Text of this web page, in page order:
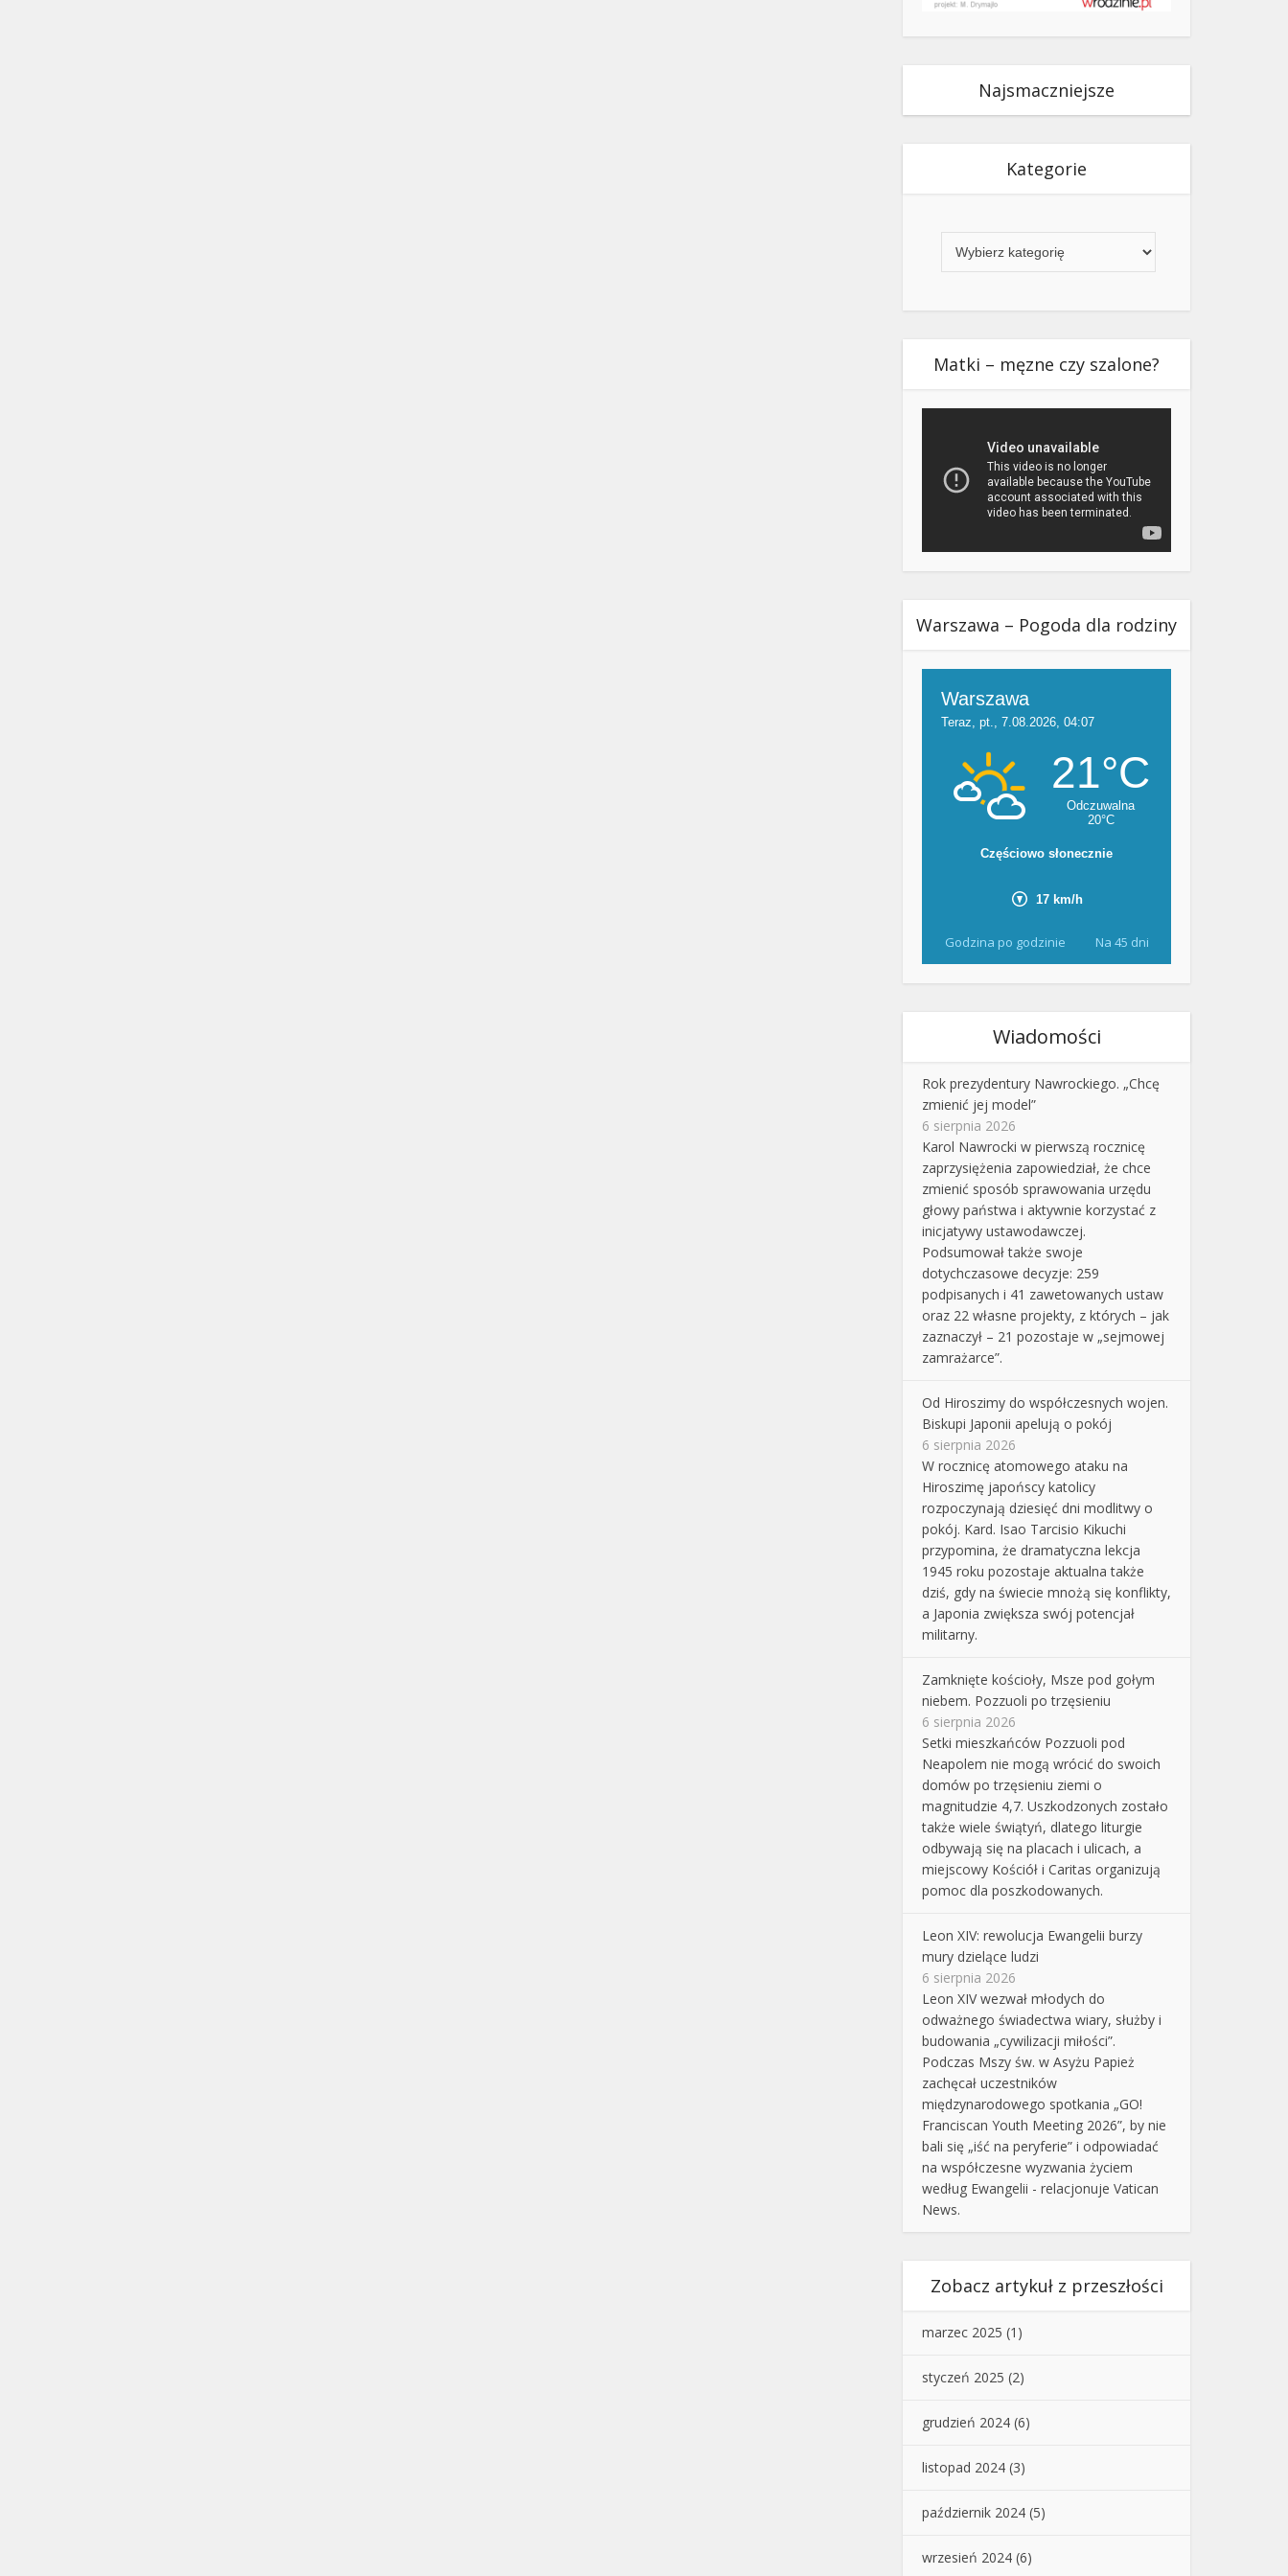
Najsmaczniejsze
Kategorie
Matki – męzne czy szalone?
Warszawa – Pogoda dla rodziny
Godzina po godzinie Na 45 dni
Wiadomości
Rok prezydentury Nawrockiego. „Chcę
zmienić jej model”
6 sierpnia 2026
Karol Nawrocki w pierwszą rocznicę
zaprzysiężenia zapowiedział, że chce
zmienić sposób sprawowania urzędu
głowy państwa i aktywnie korzystać z
inicjatywy ustawodawczej.
Podsumował także swoje
dotychczasowe decyzje: 259
podpisanych i 41 zawetowanych ustaw
oraz 22 własne projekty, z których – jak
zaznaczył – 21 pozostaje w „sejmowej
zamrażarce”.
Od Hiroszimy do współczesnych wojen.
Biskupi Japonii apelują o pokój
6 sierpnia 2026
W rocznicę atomowego ataku na
Hiroszimę japońscy katolicy
rozpoczynają dziesięć dni modlitwy o
pokój. Kard. Isao Tarcisio Kikuchi
przypomina, że dramatyczna lekcja
1945 roku pozostaje aktualna także
dziś, gdy na świecie mnożą się konflikty,
a Japonia zwiększa swój potencjał
militarny.
Zamknięte kościoły, Msze pod gołym
niebem. Pozzuoli po trzęsieniu
6 sierpnia 2026
Setki mieszkańców Pozzuoli pod
Neapolem nie mogą wrócić do swoich
domów po trzęsieniu ziemi o
magnitudzie 4,7. Uszkodzonych zostało
także wiele świątyń, dlatego liturgie
odbywają się na placach i ulicach, a
miejscowy Kościół i Caritas organizują
pomoc dla poszkodowanych.
Leon XIV: rewolucja Ewangelii burzy
mury dzielące ludzi
6 sierpnia 2026
Leon XIV wezwał młodych do
odważnego świadectwa wiary, służby i
budowania „cywilizacji miłości”.
Podczas Mszy św. w Asyżu Papież
zachęcał uczestników
międzynarodowego spotkania „GO!
Franciscan Youth Meeting 2026”, by nie
bali się „iść na peryferie” i odpowiadać
na współczesne wyzwania życiem
według Ewangelii - relacjonuje Vatican
News.
Zobacz artykuł z przeszłości
marzec 2025 (1)
styczeń 2025 (2)
grudzień 2024 (6)
listopad 2024 (3)
październik 2024 (5)
wrzesień 2024 (6)